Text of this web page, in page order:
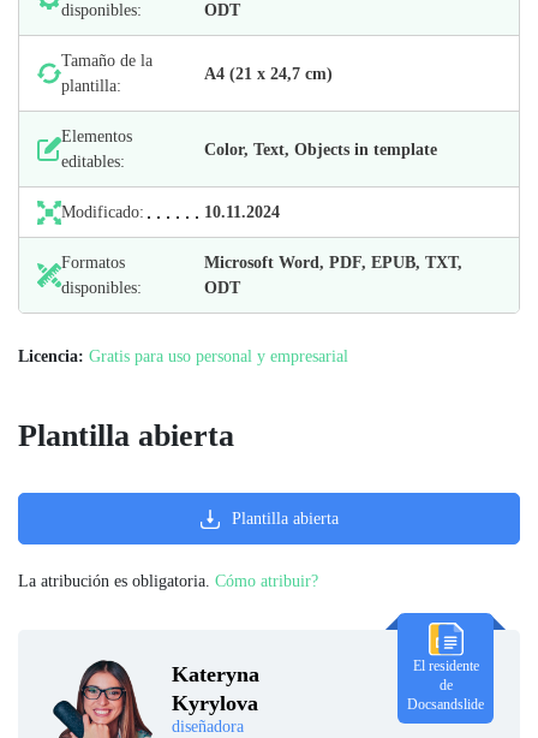
disponibles:
ODT
Tamaño de la
plantilla:
А4 (21 х 24,7 cm)
Elementos
editables:
Color, Text, Objects in template
Modificado: 10.11.2024
Formatos
disponibles:
Microsoft Word, PDF, EPUB, TXT,
ODT
Licencia: Gratis para uso personal y empresarial
Kateryna
Kyrylova
diseñadora
El residente
de
Docsandslide
Plantilla abierta
Plantilla abierta
La atribución es obligatoria. Cómo atribuir?